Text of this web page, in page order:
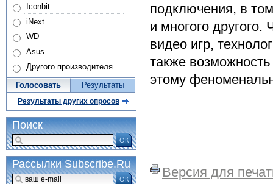
подключения, в
и многого
видео игр,
также
этому
Версия для
Iconbit
iNext
WD
Asus
Другого производителя
Голосовать Результаты
Результаты других опросов
Поиск
ОК
Рассылки Subscribe.Ru
ОК